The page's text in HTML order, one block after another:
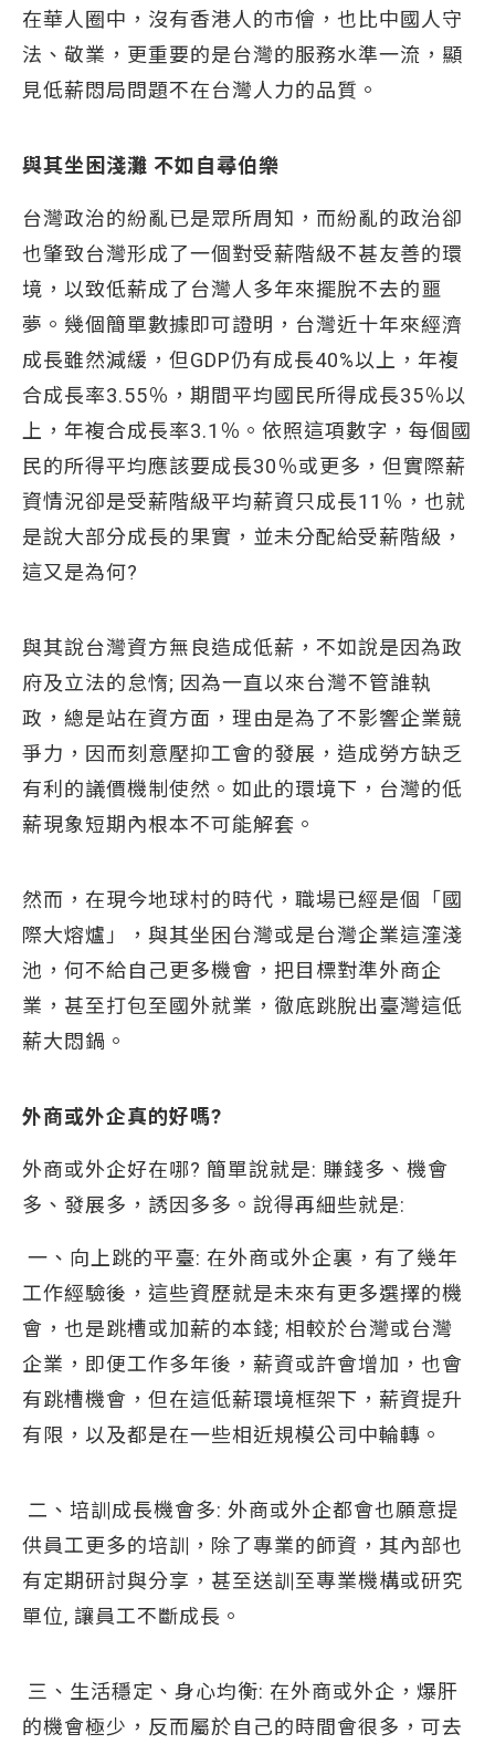
在華人圈中，沒有香港人的市儈，也比中國人守
法、敬業，更重要的是台灣的服務水準一流，顯
見低薪悶局問題不在台灣人力的品質。
與其坐困淺灘 不如自尋伯樂
台灣政治的紛亂已是眾所周知，而紛亂的政治卻
也肇致台灣形成了一個對受薪階級不甚友善的環
境，以致低薪成了台灣人多年來擺脫不去的噩
夢。幾個簡單數據即可證明，台灣近十年來經濟
成長雖然減緩，但GDP仍有成長40%以上，年複
合成長率3.55％，期間平均國民所得成長35％以
上，年複合成長率3.1％。依照這項數字，每個國
民的所得平均應該要成長30％或更多，但實際薪
資情況卻是受薪階級平均薪資只成長11％，也就
是說大部分成長的果實，並未分配給受薪階級，
這又是為何?
與其說台灣資方無良造成低薪，不如說是因為政
府及立法的怠惰; 因為一直以來台灣不管誰執
政，總是站在資方面，理由是為了不影響企業競
爭力，因而刻意壓抑工會的發展，造成勞方缺乏
有利的議價機制使然。如此的環境下，台灣的低
薪現象短期內根本不可能解套。
然而，在現今地球村的時代，職場已經是個「國
際大熔爐」，與其坐困台灣或是台灣企業這漥淺
池，何不給自己更多機會，把目標對準外商企
業，甚至打包至國外就業，徹底跳脫出臺灣這低
薪大悶鍋。
外商或外企真的好嗎?
外商或外企好在哪? 簡單說就是: 賺錢多、機會
多、發展多，誘因多多。說得再細些就是:
一、向上跳的平臺: 在外商或外企裏，有了幾年
工作經驗後，這些資歷就是未來有更多選擇的機
會，也是跳槽或加薪的本錢; 相較於台灣或台灣
企業，即便工作多年後，薪資或許會增加，也會
有跳槽機會，但在這低薪環境框架下，薪資提升
有限，以及都是在一些相近規模公司中輪轉。
二、培訓成長機會多: 外商或外企都會也願意提
供員工更多的培訓，除了專業的師資，其內部也
有定期研討與分享，甚至送訓至專業機構或研究
單位, 讓員工不斷成長。
三、生活穩定、身心均衡: 在外商或外企，爆肝
的機會極少，反而屬於自己的時間會很多，可去